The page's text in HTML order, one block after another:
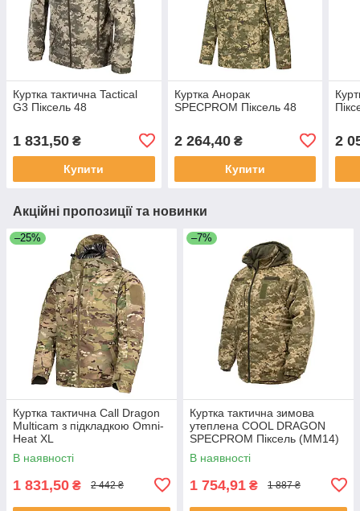
Куртка тактична Tactical
G3 Піксель 48
1 831,50 ₴
Купити
Куртка Анорак
SPECPROM Піксель 48
2 264,40₴
Купити
2
Акційні пропозиції та новинки
–25%
Куртка тактична Call Dragon
Multicam з підкладкою Omni-
Heat XL
В наявності
1 831,50 ₴ 2 442 ₴
–7%
Куртка тактична зимова
утеплена COOL DRAGON
SPECPROM Піксель (ММ14)
52
В наявності
1 754,91 ₴ 1 887 ₴